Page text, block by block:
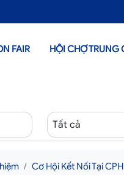
FAIR HỘI CHỢ TRUNG
Cơ Hội Kết Nối Tại